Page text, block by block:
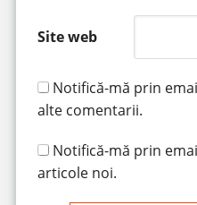
Site web
Notifică-mă prin
alte comentarii.
Notifică-mă prin
articole noi.